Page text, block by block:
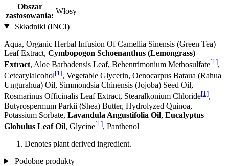
Obszar
zastosowania:
Włosy
Składniki (INCI)
Aqua, Organic Herbal Infusion Of Camellia Sinensis (Green Tea)
Leaf Extract, Cymbopogon Schoenanthus (Lemongrass)
Extract, Aloe Barbadensis Leaf, Behentrimonium Methosulfate[1],
Cetearylalcohol[1], Vegetable Glycerin, Oenocarpus Bataua (Rahua
Ungurahua) Oil, Simmondsia Chinensis (Jojoba) Seed Oil,
Rosmarinus Officinalis Leaf Extract, Stearalkonium Chloride[1],
Butyrospermum Parkii (Shea) Butter, Hydrolyzed Quinoa,
Potassium Sorbate, Lavandula Angustifolia Oil, Eucalyptus
Globulus Leaf Oil, Glycine[1], Panthenol
Denotes plant derived ingredient.
Podobne produkty